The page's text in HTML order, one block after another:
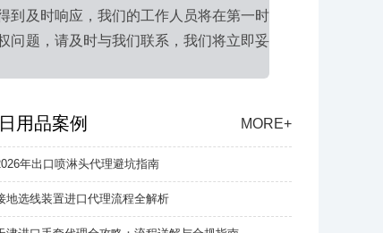
到及时响应，我们的工作人员将在第一时
问题，请及时与我们联系，我们将立即妥
日用品案例 MORE+
年出口喷淋头代理避坑指南
地选线装置进口代理流程全解析